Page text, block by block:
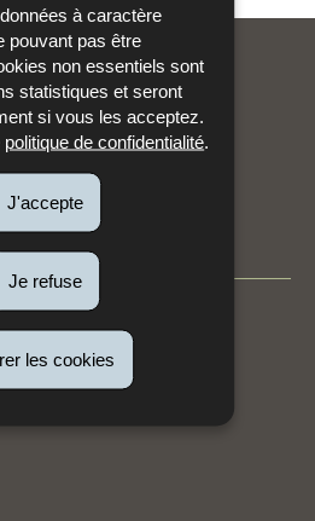
à caractère
pouvant pas être
non essentiels sont
statistiques et seront
si vous les acceptez.
politique de confidentialité
J'accepte
Je refuse
les cookies